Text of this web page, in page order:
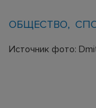
ОБЩЕСТВО
Источник фото: